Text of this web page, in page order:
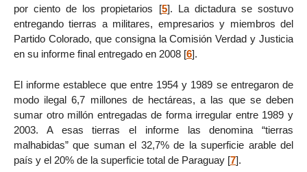
por ciento de los propietarios [5]. La dictadura se sostuvo
entregando tierras a militares, empresarios y miembros del
Partido Colorado, que consigna la Comisión Verdad y Justicia
en su informe final entregado en 2008 [6].
El informe establece que entre 1954 y 1989 se entregaron de
modo ilegal 6,7 millones de hectáreas, a las que se deben
sumar otro millón entregadas de forma irregular entre 1989 y
2003. A esas tierras el informe las denomina “tierras
malhabidas” que suman el 32,7% de la superficie arable del
país y el 20% de la superficie total de Paraguay [7].